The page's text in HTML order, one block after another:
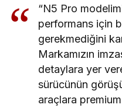
“N5 Pro
performans için
gerekmediğini
Markamızın
detaylara yer
sürücünün
araçlara